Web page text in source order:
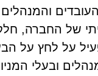
והמנהלים
של החברה,
על לחץ על
ובעלי